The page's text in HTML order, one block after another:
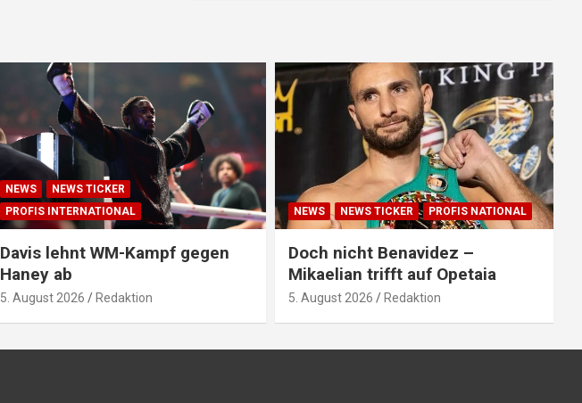
NEWS
NEWS TICKER
PROFIS INTERNATIONAL
Davis lehnt WM-Kampf gegen
Haney ab
5. August 2026 Redaktion
NEWS NEWS TICKER PROFIS NATIONAL
Doch nicht Benavidez –
Mikaelian trifft auf Opetaia
5. August 2026 Redaktion